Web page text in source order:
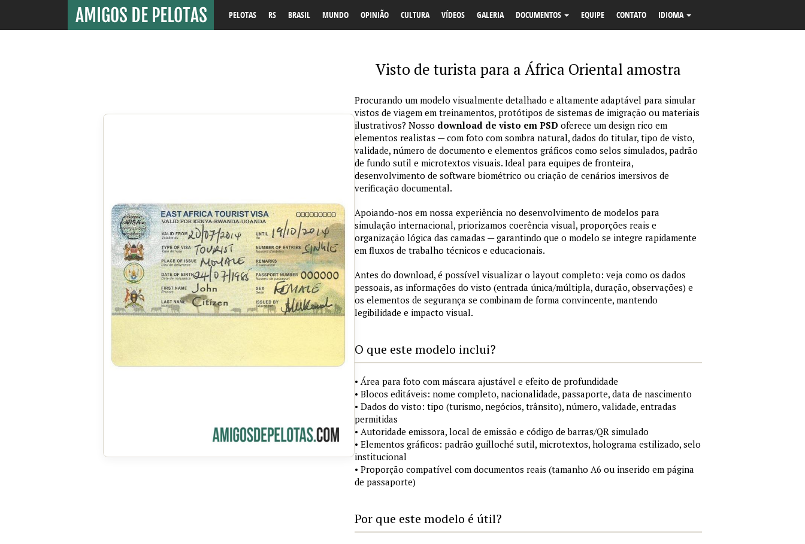
PELOTAS RS BRASIL MUNDO OPINIÃO CULTURA VÍDEOS GALERIA DOCUMENTOS EQUIPE CONTATO IDIOMA
Visto de turista para a África Oriental amostra
Procurando um modelo visualmente detalhado e altamente adaptável para simular
vistos de viagem em treinamentos, protótipos de sistemas de imigração ou materiais
ilustrativos? Nosso download de visto em PSD oferece um design rico em
elementos realistas — com foto com sombra natural, dados do titular, tipo de visto,
validade, número de documento e elementos gráficos como selos simulados, padrão
de fundo sutil e microtextos visuais. Ideal para equipes de fronteira,
desenvolvimento de software biométrico ou criação de cenários imersivos de
verificação documental.
Apoiando-nos em nossa experiência no desenvolvimento de modelos para
simulação internacional, priorizamos coerência visual, proporções reais e
organização lógica das camadas — garantindo que o modelo se integre rapidamente
em fluxos de trabalho técnicos e educacionais.
Antes do download, é possível visualizar o layout completo: veja como os dados
pessoais, as informações do visto (entrada única/múltipla, duração, observações) e
os elementos de segurança se combinam de forma convincente, mantendo
legibilidade e impacto visual.
O que este modelo inclui?
• Área para foto com máscara ajustável e efeito de profundidade
• Blocos editáveis: nome completo, nacionalidade, passaporte, data de nascimento
• Dados do visto: tipo (turismo, negócios, trânsito), número, validade, entradas
permitidas
• Autoridade emissora, local de emissão e código de barras/QR simulado
• Elementos gráficos: padrão guilloché sutil, microtextos, holograma estilizado, selo
institucional
• Proporção compatível com documentos reais (tamanho A6 ou inserido em página
de passaporte)
Por que este modelo é útil?